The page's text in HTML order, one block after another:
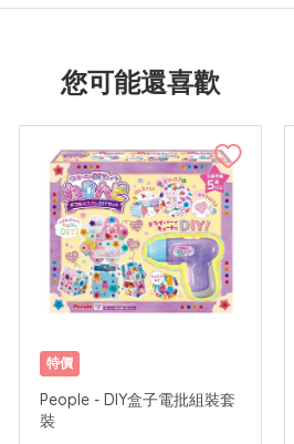
您可能還喜歡
特價
People - DIY盒子電批組裝套
裝